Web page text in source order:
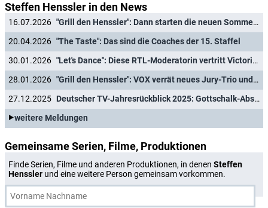
Steffen Henssler in den News
16.07.2026
"Grill den Henssler": Dann starten die neuen Sommer-Specials bei VOX
20.04.2026 "The Taste": Das sind die Coaches der 15. Staffel
30.01.2026
"Let's Dance": Diese RTL-Moderatorin vertritt Victoria Swarovski
28.01.2026
"Grill den Henssler": VOX verrät neues Jury-Trio und Starttermin der nächsten Staffel
27.12.2025
Deutscher TV-Jahresrückblick 2025: Gottschalk-Abschied, Raab-Sinkflug, "Klar"-Eklat und Wahl-TV XXL
weitere Meldungen
Gemeinsame Serien, Filme, Produktionen
Finde Serien, Filme und anderen Produktionen, in denen Steffen
Henssler und eine weitere Person gemeinsam vorkommen.